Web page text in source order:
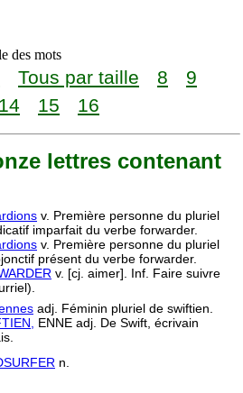
des mots
Tous par taille 8
9
14 15 16
lettres contenant
v. Première personne du pluriel
imparfait du verbe forwarder.
v. Première personne du pluriel
présent du verbe forwarder.
v. [cj. aimer]. Inf. Faire suivre
adj. Féminin pluriel de swiftien.
ENNE adj. De Swift, écrivain
n.